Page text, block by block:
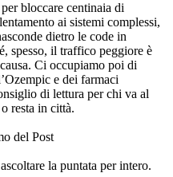
bloccare centinaia di
ai sistemi complessi,
dietro le code in
spesso, il traffico peggiore è
Ci occupiamo poi di
e dei farmaci
di lettura per chi va al
resta in città.
del Post
la puntata per intero.